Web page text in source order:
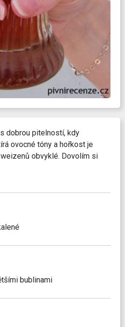
dobrou pitelností, kdy
ovocné tóny a hořkost je
obvyklé. Dovolím si
bublinami